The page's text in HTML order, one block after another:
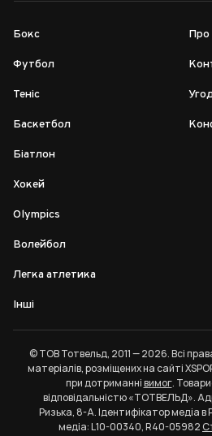
Бокс
Футбол
Теніс
Баскетбол
Біатлон
Хокей
Olympics
Волейбол
Легка атлетика
Інші
Про
© ТОВ Тотвельд, 2011 — 2026. Всі
матеріалів, розміщених на сайті
при дотриманнівимог.
відповідальністю «ТОТВЕЛЬД».
Ризька, 8-А. Ідентифікатор медіа в
медіа: L10-00340, R40-05982